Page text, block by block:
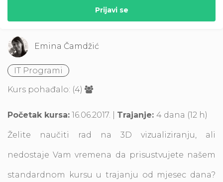
Prijavi se
Emina Čamdžić
IT Programi
Kurs pohađalo: (4)
Početak kursa: 16.06.2017. | Trajanje: 4 dana (12 h)
Želite naučiti rad na 3D vizualiziranju, ali
nedostaje Vam vremena da prisustvujete našem
standardnom kursu u trajanju od mjesec dana?